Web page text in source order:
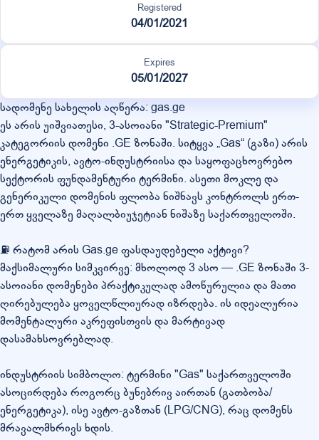
Registered
04/01/2021
Expires
05/01/2027
სადომენე სახელის აღწერა: gas.ge
ეს არის უიშვიათესი, 3-ასოიანი "Strategic-Premium"
კატეგორიის დომენი .GE ზონაში. სიტყვა „Gas“ (გაზი) არის
ენერგეტიკის, ავტო-ინდუსტრიისა და საყოფაცხოვრებო
სექტორის ფუნდამენტური ტერმინი. ასეთი მოკლე და
გენერიკული დომენის ფლობა ნიშნავს კონტროლს ერთ-
ერთ ყველაზე მაღალბიუჯეტიან ნიშაზე საქართველოში.
⛽ რატომ არის Gas.ge ფასდაუდებელი აქტივი?
მაქსიმალური სიმკვირვე: მხოლოდ 3 ასო — .GE ზონაში 3-
ასოიანი დომენები პრაქტიკულად ამოწურულია და მათი
ღირებულება ყოველწლიურად იზრდება. ის იდეალურია
მომენტალური აკრეფისთვის და მარტივად
დასამახსოვრებლად.
ინდუსტრიის სიმბოლო: ტერმინი "Gas" საქართველოში
ასოცირდება როგორც ბუნებრივ აირთან (გათბობა/
ენერგეტიკა), ისე ავტო-გაზთან (LPG/CNG), რაც დომენს
მრავალმხრივს ხდის.